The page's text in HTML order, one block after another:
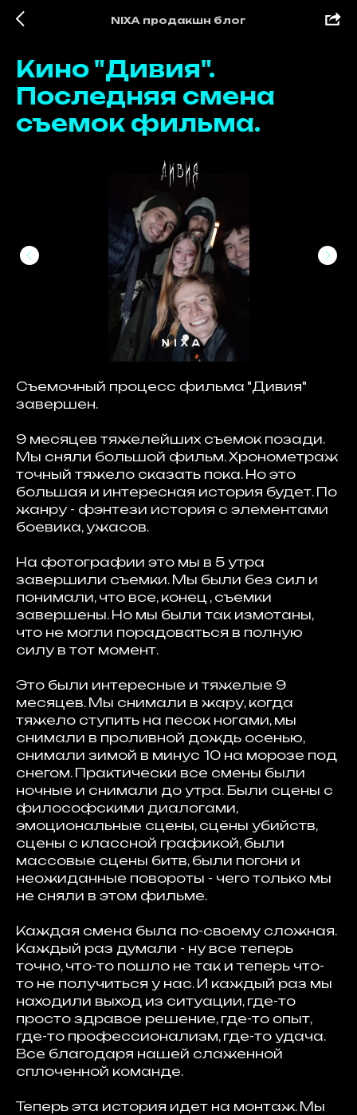
NIXA продакшн блог
Кино "Дивия".
Последняя смена
съемок фильма.
Съемочный процесс фильма "Дивия"
завершен.
9 месяцев тяжелейших съемок позади.
Мы сняли большой фильм. Хронометраж
точный тяжело сказать пока. Но это
большая и интересная история будет. По
жанру - фэнтези история с элементами
боевика, ужасов.
На фотографии это мы в 5 утра
завершили съемки. Мы были без сил и
понимали, что все, конец , съемки
завершены. Но мы были так измотаны,
что не могли порадоваться в полную
силу в тот момент.
Это были интересные и тяжелые 9
месяцев. Мы снимали в жару, когда
тяжело ступить на песок ногами, мы
снимали в проливной дождь осенью,
снимали зимой в минус 10 на морозе под
снегом. Практически все смены были
ночные и снимали до утра. Были сцены с
философскими диалогами,
эмоциональные сцены, сцены убийств,
сцены с классной графикой, были
массовые сцены битв, были погони и
неожиданные повороты - чего только мы
не сняли в этом фильме.
Каждая смена была по-своему сложная.
Каждый раз думали - ну все теперь
точно, что-то пошло не так и теперь что-
то не получиться у нас. И каждый раз мы
находили выход из ситуации, где-то
просто здравое решение, где-то опыт,
где-то профессионализм, где-то удача.
Все благодаря нашей слаженной
сплоченной команде.
Теперь эта история идет на монтаж. Мы